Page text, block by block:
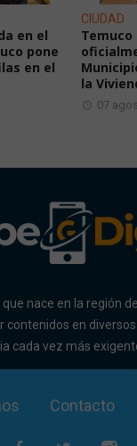
en el
pone
en el
CIUDAD
Temuco
la
07
nace en la región
contenidos en
cada vez más
Contacto